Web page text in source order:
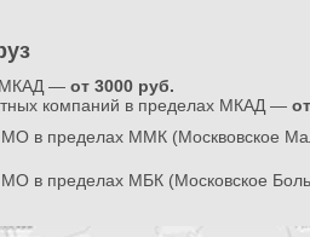
МКАД — от 3000 руб.
компаний в пределах МКАД —
МО в пределах ММК (Москвовское
МО в пределах МБК (Московское